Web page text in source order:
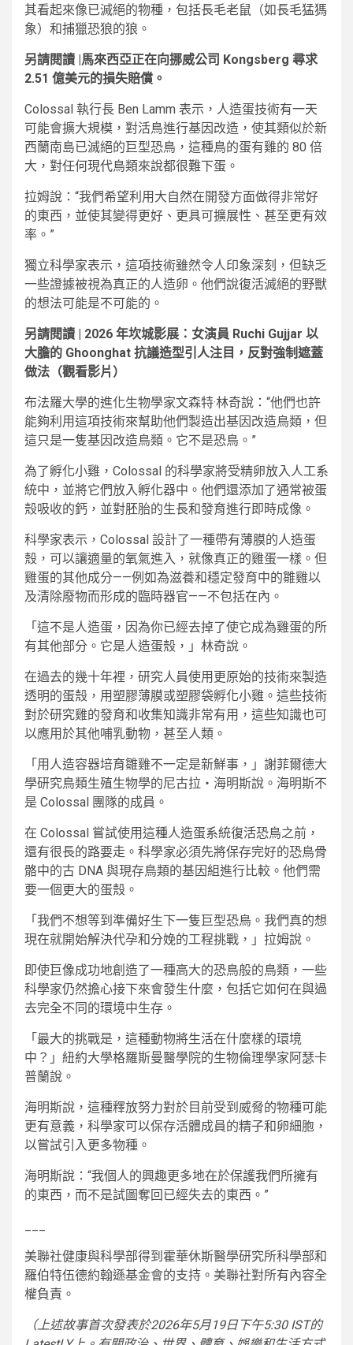
其看起來像已滅絕的物種，包括長毛老鼠（如長毛猛獁
象）和捕獵恐狼的狼。
另請閱讀 |馬來西亞正在向挪威公司 Kongsberg 尋求
2.51 億美元的損失賠償。
Colossal 執行長 Ben Lamm 表示，人造蛋技術有一天
可能會擴大規模，對活鳥進行基因改造，使其類似於新
西蘭南島已滅絕的巨型恐鳥，這種鳥的蛋有雞的 80 倍
大，對任何現代鳥類來說都很難下蛋。
拉姆說：“我們希望利用大自然在開發方面做得非常好
的東西，並使其變得更好、更具可擴展性、甚至更有效
率。”
獨立科學家表示，這項技術雖然令人印象深刻，但缺乏
一些證據被視為真正的人造卵。他們說復活滅絕的野獸
的想法可能是不可能的。
另請閱讀 | 2026 年坎城影展：女演員 Ruchi Gujjar 以
大膽的 Ghoonghat 抗議造型引人注目，反對強制遮蓋
做法（觀看影片）
布法羅大學的進化生物學家文森特·林奇說：“他們也許
能夠利用這項技術來幫助他們製造出基因改造鳥類，但
這只是一隻基因改造鳥類。它不是恐鳥。”
為了孵化小雞，Colossal 的科學家將受精卵放入人工系
統中，並將它們放入孵化器中。他們還添加了通常被蛋
殼吸收的鈣，並對胚胎的生長和發育進行即時成像。
科學家表示，Colossal 設計了一種帶有薄膜的人造蛋
殼，可以讓適量的氧氣進入，就像真正的雞蛋一樣。但
雞蛋的其他成分——例如為滋養和穩定發育中的雛雞以
及清除廢物而形成的臨時器官——不包括在內。
「這不是人造蛋，因為你已經去掉了使它成為雞蛋的所
有其他部分。它是人造蛋殼，」林奇說。
在過去的幾十年裡，研究人員使用更原始的技術來製造
透明的蛋殼，用塑膠薄膜或塑膠袋孵化小雞。這些技術
對於研究雞的發育和收集知識非常有用，這些知識也可
以應用於其他哺乳動物，甚至人類。
「用人造容器培育雛雞不一定是新鮮事，」謝菲爾德大
學研究鳥類生殖生物學的尼古拉‧海明斯說。海明斯不
是 Colossal 團隊的成員。
在 Colossal 嘗試使用這種人造蛋系統復活恐鳥之前，
還有很長的路要走。科學家必須先將保存完好的恐鳥骨
骼中的古 DNA 與現存鳥類的基因組進行比較。他們需
要一個更大的蛋殼。
「我們不想等到準備好生下一隻巨型恐鳥。我們真的想
現在就開始解決代孕和分娩的工程挑戰，」拉姆說。
即使巨像成功地創造了一種高大的恐鳥般的鳥類，一些
科學家仍然擔心接下來會發生什麼，包括它如何在與過
去完全不同的環境中生存。
「最大的挑戰是，這種動物將生活在什麼樣的環境
中？」紐約大學格羅斯曼醫學院的生物倫理學家阿瑟卡
普蘭說。
海明斯說，這種釋放努力對於目前受到威脅的物種可能
更有意義，科學家可以保存活體成員的精子和卵細胞，
以嘗試引入更多物種。
海明斯說：“我個人的興趣更多地在於保護我們所擁有
的東西，而不是試圖奪回已經失去的東西。”
美聯社健康與科學部得到霍華休斯醫學研究所科學部和
羅伯特伍德約翰遜基金會的支持。美聯社對所有內容全
權負責。
（上述故事首次發表於2026年5月19日下午5:30 IST的